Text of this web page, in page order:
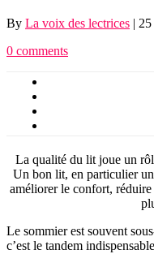
By La voix des lectrices |
0 comments
La qualité du lit joue un
Un bon lit, en particulier
améliorer le confort,
Le sommier est souvent
c’est le tandem